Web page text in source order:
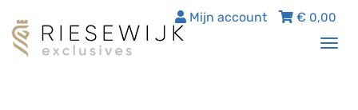
€ 0,00
Mijn account